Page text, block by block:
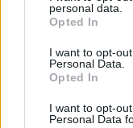
personal data.
Opted In
I want to opt-
Personal Data.
Opted In
I want to opt-
Personal Data
den dom som nu
– Nu kan man
vodkareklam
Även om